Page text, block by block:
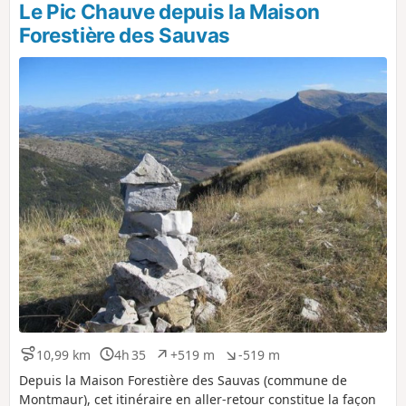
Le Pic Chauve depuis la Maison
Forestière des Sauvas
10,99 km
D
i
s
4h 35
D
u
r
+519 m
D
é
n
-519 m
D
é
n
Depuis la Maison Forestière des Sauvas (commune de
Montmaur), cet itinéraire en aller-retour constitue la façon